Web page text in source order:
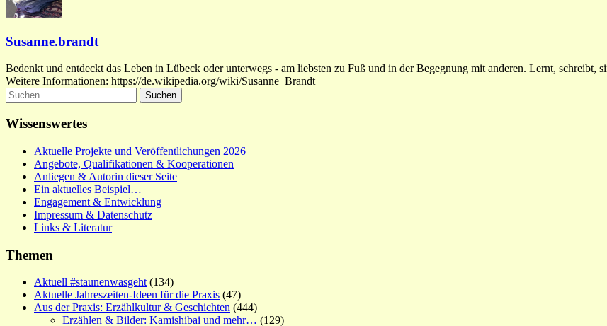
Susanne.brandt
Bedenkt und entdeckt das Leben in Lübeck oder unterwegs - am liebsten zu Fuß und in der Begegnung mit anderen. Lernt, schreibt,
Weitere Informationen: https://de.wikipedia.org/wiki/Susanne_Brandt
Suchen
nach:
Wissenswertes
Aktuelle Projekte und Veröffentlichungen 2026
Angebote, Qualifikationen & Kooperationen
Anliegen & Autorin dieser Seite
Ein aktuelles Beispiel…
Engagement & Entwicklung
Impressum & Datenschutz
Links & Literatur
Themen
Aktuell #staunenwasgeht (134)
Aktuelle Jahreszeiten-Ideen für die Praxis (47)
Aus der Praxis: Erzählkultur & Geschichten (444)
Erzählen & Bilder: Kamishibai und mehr… (129)